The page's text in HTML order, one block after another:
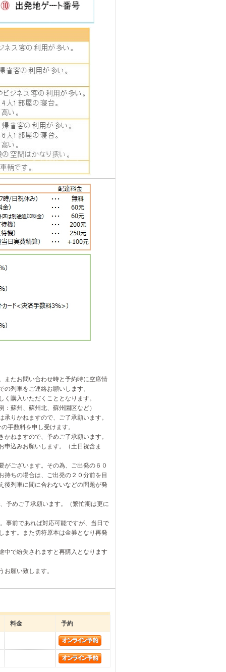
またお問い合わせ時と予約時に空席情
の列車をご連絡お願いします。
購入いただくこととなります。
蘇州、蘇州北、蘇州園区など）
りかねますので、ご了承願います。
手数料を申し受けます。
ねますので、予めご了承願います。
込みお願いします。（土日祝含ま
ございます。その為、ご出発の６０
持ちの場合は、ご出発の２０分前を目
後列車に間に合わないなどの問題が発
予めご了承願います。（繁忙期は更に
事前であれば対応可能ですが、当日で
ます。また切符原本は金券となり再発
中で紛失されますと再購入となります
願い致します。
料金 予約